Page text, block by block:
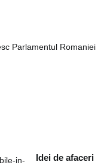
Parlamentul Romaniei
Idei de afaceri